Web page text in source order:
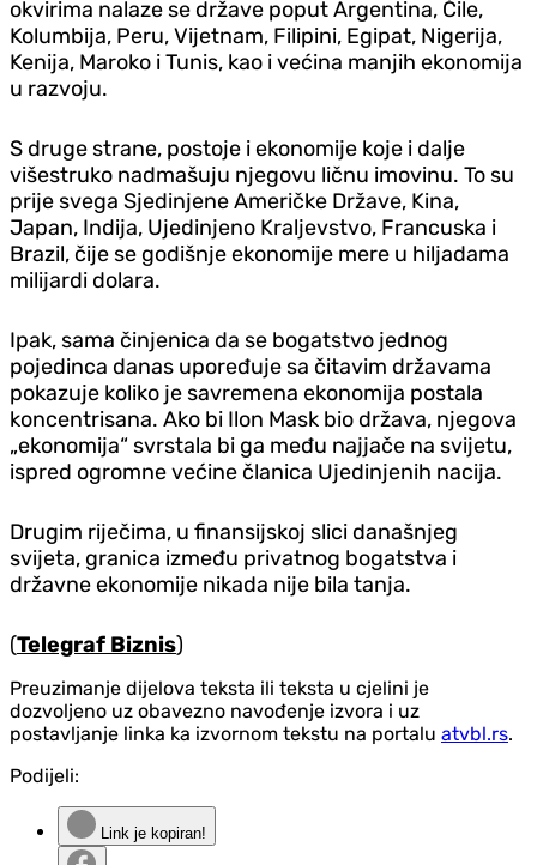
okvirima nalaze se države poput Argentina, Čile,
Kolumbija, Peru, Vijetnam, Filipini, Egipat, Nigerija,
Kenija, Maroko i Tunis, kao i većina manjih ekonomija
u razvoju.
S druge strane, postoje i ekonomije koje i dalje
višestruko nadmašuju njegovu ličnu imovinu. To su
prije svega Sjedinjene Američke Države, Kina,
Japan, Indija, Ujedinjeno Kraljevstvo, Francuska i
Brazil, čije se godišnje ekonomije mere u hiljadama
milijardi dolara.
Ipak, sama činjenica da se bogatstvo jednog
pojedinca danas upoređuje sa čitavim državama
pokazuje koliko je savremena ekonomija postala
koncentrisana. Ako bi Ilon Mask bio država, njegova
„ekonomija“ svrstala bi ga među najjače na svijetu,
ispred ogromne većine članica Ujedinjenih nacija.
Drugim riječima, u finansijskoj slici današnjeg
svijeta, granica između privatnog bogatstva i
državne ekonomije nikada nije bila tanja.
(Telegraf Biznis)
Preuzimanje dijelova teksta ili teksta u cjelini je
dozvoljeno uz obavezno navođenje izvora i uz
postavljanje linka ka izvornom tekstu na portalu atvbl.rs.
Podijeli:
Link je kopiran!